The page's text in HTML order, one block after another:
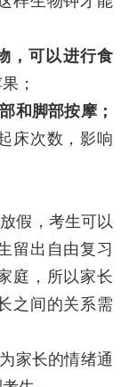
，可以进行食
；
和脚部按摩；
床次数，影响
假，考生可以
留出自由复习
庭，所以家长
之间的关系需
家长的情绪通